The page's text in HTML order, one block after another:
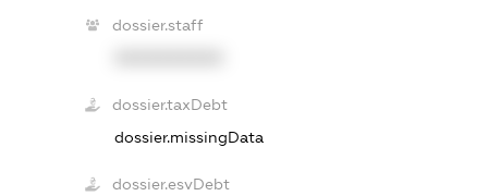
dossier.staff
dossier.taxDebt
dossier.missingData
dossier.esvDebt